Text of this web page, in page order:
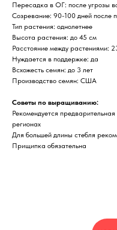
Пересадка в ОГ: после угрозы
Созревание: 90-100 дней после
Тип растения: однолетнее
Высота растения: до 45 см
Расстояние между растениями:
Нуждается в поддержке: да
Всхожесть семян: до 3 лет
Производство семян: США
Советы по выращиванию:
Рекомендуется
регионах
Для большей длины стебля
Прищипка обязательна